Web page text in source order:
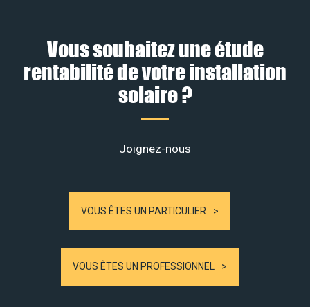
Vous souhaitez une étude
rentabilité de votre installation
solaire ?
Joignez-nous
VOUS ÊTES UN PARTICULIER
VOUS ÊTES UN PROFESSIONNEL